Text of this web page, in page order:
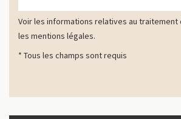
Voir les informations relatives au traitement
les mentions légales.
* Tous les champs sont requis